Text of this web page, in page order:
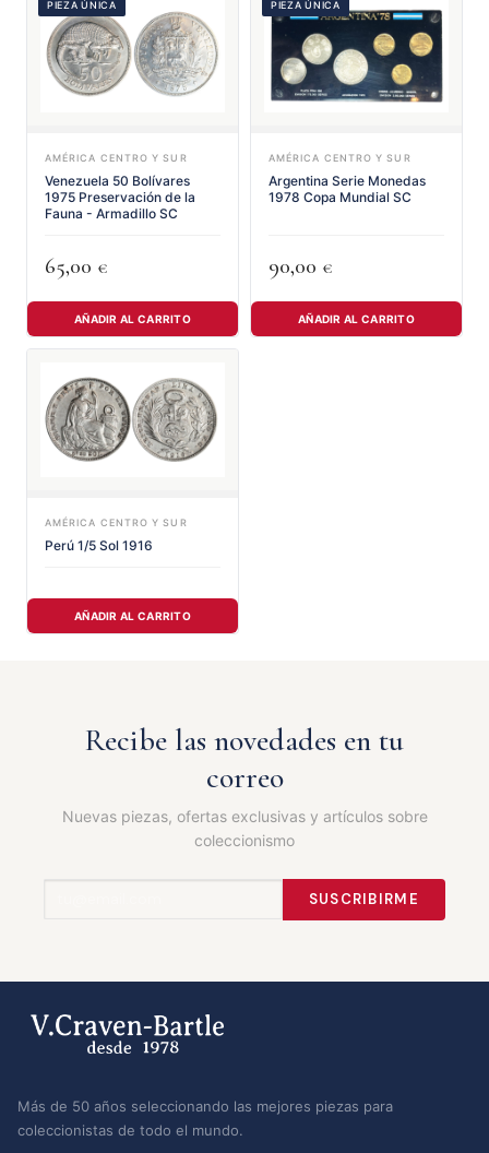
PIEZA ÚNICA
AMÉRICA CENTRO Y SUR
Venezuela 50 Bolívares
1975 Preservación de la
Fauna - Armadillo SC
65,00 €
AÑADIR AL CARRITO
PIEZA ÚNICA
AMÉRICA CENTRO Y SUR
Argentina Serie Monedas
1978 Copa Mundial SC
90,00 €
AÑADIR AL CARRITO
AMÉRICA CENTRO Y SUR
Perú 1/5 Sol 1916
AÑADIR AL CARRITO
Recibe las novedades en tu
correo
Nuevas piezas, ofertas exclusivas y artículos sobre
coleccionismo
SUSCRIBIRME
Más de 50 años seleccionando las mejores piezas para
coleccionistas de todo el mundo.